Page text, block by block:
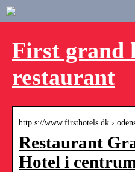
First grand
restaurant
http s://www.firsthotels.dk ›
Restaurant
Hotel i